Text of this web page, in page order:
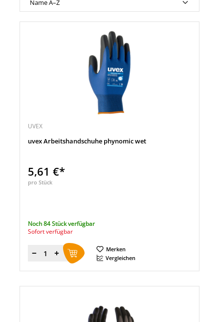
UVEX
uvex Arbeitshandschuhe phynomic wet
5,61 €*
pro Stück
Noch 84 Stück verfügbar
Sofort verfügbar
Menge
Merken
Vergleichen